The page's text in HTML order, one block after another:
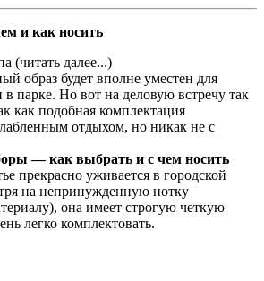
и как носить
(читать далее...)
образ будет вполне уместен для
в парке. Но вот на деловую встречу так
как подобная комплектация
отдыхом, но никак не с
— как выбрать и с чем носить
прекрасно уживается в городской
на непринужденную нотку
она имеет строгую четкую
легко комплектовать.